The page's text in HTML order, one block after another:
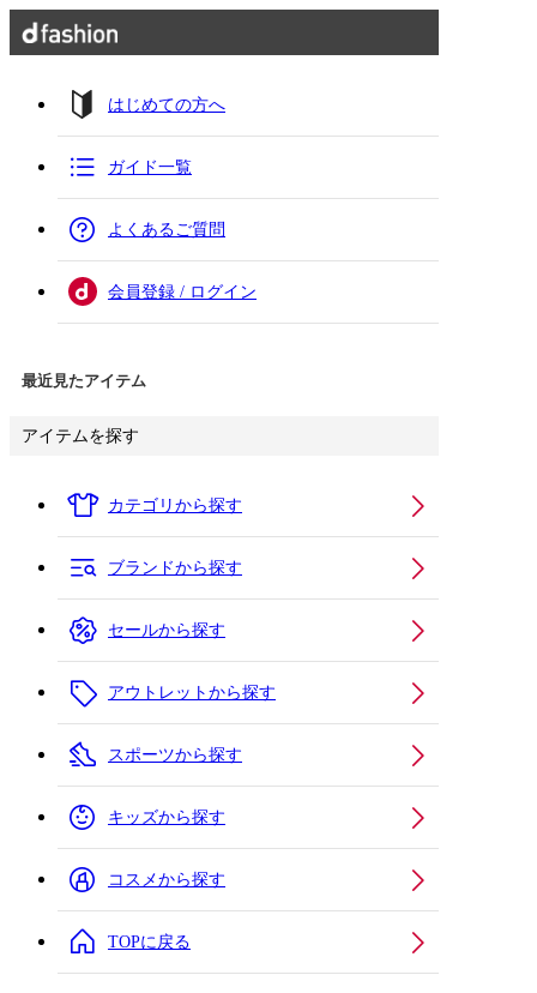
はじめての方へ
ガイド一覧
よくあるご質問
会員登録 / ログイン
最近見たアイテム
アイテムを探す
カテゴリから探す
ブランドから探す
セールから探す
アウトレットから探す
スポーツから探す
キッズから探す
コスメから探す
TOPに戻る